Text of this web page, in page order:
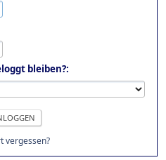
bleiben?:
vergessen?